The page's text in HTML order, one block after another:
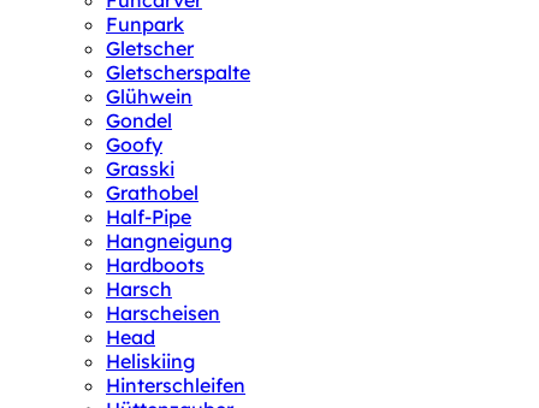
Funpark
Gletscher
Gletscherspalte
Glühwein
Gondel
Goofy
Grasski
Grathobel
Half-Pipe
Hangneigung
Hardboots
Harsch
Harscheisen
Head
Heliskiing
Hinterschleifen